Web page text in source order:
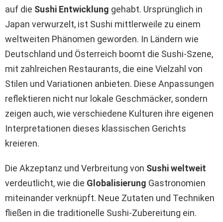
auf die Sushi Entwicklung gehabt. Ursprünglich in
Japan verwurzelt, ist Sushi mittlerweile zu einem
weltweiten Phänomen geworden. In Ländern wie
Deutschland und Österreich boomt die Sushi-Szene,
mit zahlreichen Restaurants, die eine Vielzahl von
Stilen und Variationen anbieten. Diese Anpassungen
reflektieren nicht nur lokale Geschmäcker, sondern
zeigen auch, wie verschiedene Kulturen ihre eigenen
Interpretationen dieses klassischen Gerichts
kreieren.
Die Akzeptanz und Verbreitung von Sushi weltweit
verdeutlicht, wie die Globalisierung Gastronomien
miteinander verknüpft. Neue Zutaten und Techniken
fließen in die traditionelle Sushi-Zubereitung ein.